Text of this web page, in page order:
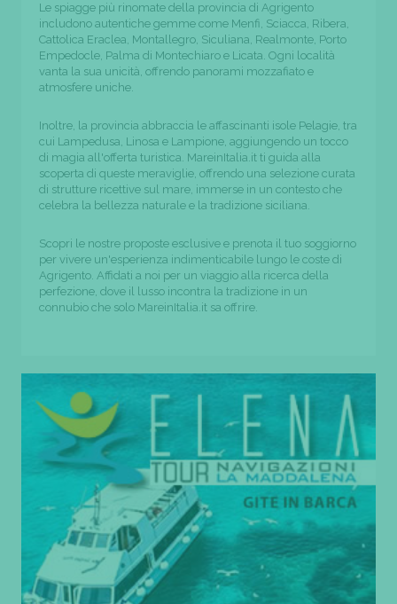
Le spiagge più rinomate della provincia di Agrigento
includono autentiche gemme come Menfi, Sciacca, Ribera,
Cattolica Eraclea, Montallegro, Siculiana, Realmonte, Porto
Empedocle, Palma di Montechiaro e Licata. Ogni località
vanta la sua unicità, offrendo panorami mozzafiato e
atmosfere uniche.
Inoltre, la provincia abbraccia le affascinanti isole Pelagie, tra
cui Lampedusa, Linosa e Lampione, aggiungendo un tocco
di magia all'offerta turistica. MareinItalia.it ti guida alla
scoperta di queste meraviglie, offrendo una selezione curata
di strutture ricettive sul mare, immerse in un contesto che
celebra la bellezza naturale e la tradizione siciliana.
Scopri le nostre proposte esclusive e prenota il tuo soggiorno
per vivere un'esperienza indimenticabile lungo le coste di
Agrigento. Affidati a noi per un viaggio alla ricerca della
perfezione, dove il lusso incontra la tradizione in un
connubio che solo MareinItalia.it sa offrire.